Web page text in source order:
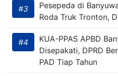
#3
Pesepeda di
Roda Truk Tronton,
#4
KUA-PPAS APBD
Disepakati, DPRD
PAD Tiap Tahun